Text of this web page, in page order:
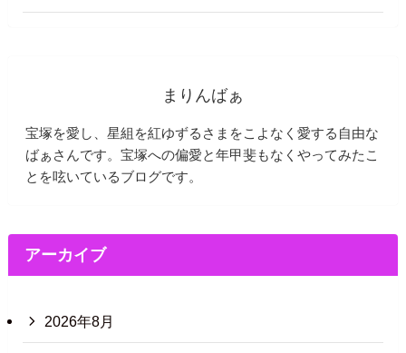
まりんばぁ
宝塚を愛し、星組を紅ゆずるさまをこよなく愛する自由な
ばぁさんです。宝塚への偏愛と年甲斐もなくやってみたこ
とを呟いているブログです。
アーカイブ
2026年8月